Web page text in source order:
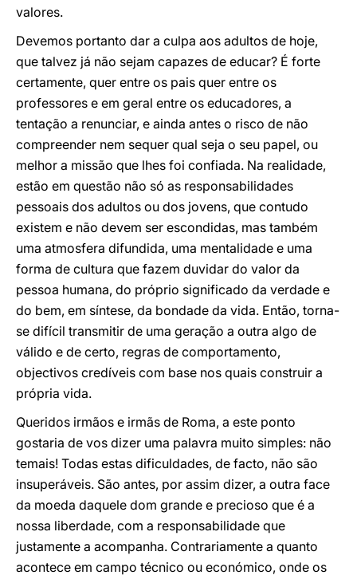
valores.
Devemos portanto dar a culpa aos adultos de hoje,
que talvez já não sejam capazes de educar? É forte
certamente, quer entre os pais quer entre os
professores e em geral entre os educadores, a
tentação a renunciar, e ainda antes o risco de não
compreender nem sequer qual seja o seu papel, ou
melhor a missão que lhes foi confiada. Na realidade,
estão em questão não só as responsabilidades
pessoais dos adultos ou dos jovens, que contudo
existem e não devem ser escondidas, mas também
uma atmosfera difundida, uma mentalidade e uma
forma de cultura que fazem duvidar do valor da
pessoa humana, do próprio significado da verdade e
do bem, em síntese, da bondade da vida. Então, torna-
se difícil transmitir de uma geração a outra algo de
válido e de certo, regras de comportamento,
objectivos credíveis com base nos quais construir a
própria vida.
Queridos irmãos e irmãs de Roma, a este ponto
gostaria de vos dizer uma palavra muito simples: não
temais! Todas estas dificuldades, de facto, não são
insuperáveis. São antes, por assim dizer, a outra face
da moeda daquele dom grande e precioso que é a
nossa liberdade, com a responsabilidade que
justamente a acompanha. Contrariamente a quanto
acontece em campo técnico ou económico, onde os